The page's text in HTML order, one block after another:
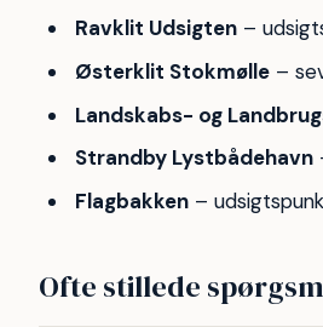
Ravklit Udsigten–
Østerklit Stokmølle–
Landskabs- og
Strandby Lystbådehavn
Flagbakken–
Ofte stillede